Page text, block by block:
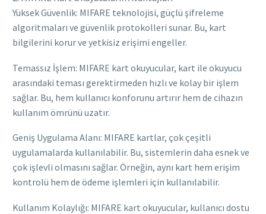
Yüksek Güvenlik: MIFARE teknolojisi, güçlü şifreleme
algoritmaları ve güvenlik protokolleri sunar. Bu, kart
bilgilerini korur ve yetkisiz erişimi engeller.
Temassız İşlem: MIFARE kart okuyucular, kart ile okuyucu
arasındaki teması gerektirmeden hızlı ve kolay bir işlem
sağlar. Bu, hem kullanıcı konforunu artırır hem de cihazın
kullanım ömrünü uzatır.
Geniş Uygulama Alanı: MIFARE kartlar, çok çeşitli
uygulamalarda kullanılabilir. Bu, sistemlerin daha esnek ve
çok işlevli olmasını sağlar. Örneğin, aynı kart hem erişim
kontrolü hem de ödeme işlemleri için kullanılabilir.
Kullanım Kolaylığı: MIFARE kart okuyucular, kullanıcı dostu